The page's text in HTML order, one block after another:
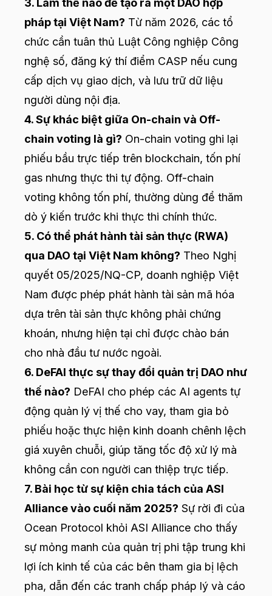
pháp tại Việt Nam? Từ năm 2026, các tổ
chức cần tuân thủ Luật Công nghiệp Công
nghệ số, đăng ký thí điểm CASP nếu cung
cấp dịch vụ giao dịch, và lưu trữ dữ liệu
người dùng nội địa.
4. Sự khác biệt giữa On-chain và Off-
chain voting là gì? On-chain voting ghi lại
phiếu bầu trực tiếp trên blockchain, tốn phí
gas nhưng thực thi tự động. Off-chain
voting không tốn phí, thường dùng để thăm
dò ý kiến trước khi thực thi chính thức.
5. Có thể phát hành tài sản thực (RWA)
qua DAO tại Việt Nam không? Theo Nghị
quyết 05/2025/NQ-CP, doanh nghiệp Việt
Nam được phép phát hành tài sản mã hóa
dựa trên tài sản thực không phải chứng
khoán, nhưng hiện tại chỉ được chào bán
cho nhà đầu tư nước ngoài.
6. DeFAI thực sự thay đổi quản trị DAO như
thế nào? DeFAI cho phép các AI agents tự
động quản lý vị thế cho vay, tham gia bỏ
phiếu hoặc thực hiện kinh doanh chênh lệch
giá xuyên chuỗi, giúp tăng tốc độ xử lý mà
không cần con người can thiệp trực tiếp.
7. Bài học từ sự kiện chia tách của ASI
Alliance vào cuối năm 2025? Sự rời đi của
Ocean Protocol khỏi ASI Alliance cho thấy
sự mỏng manh của quản trị phi tập trung khi
lợi ích kinh tế của các bên tham gia bị lệch
pha, dẫn đến các tranh chấp pháp lý và cáo